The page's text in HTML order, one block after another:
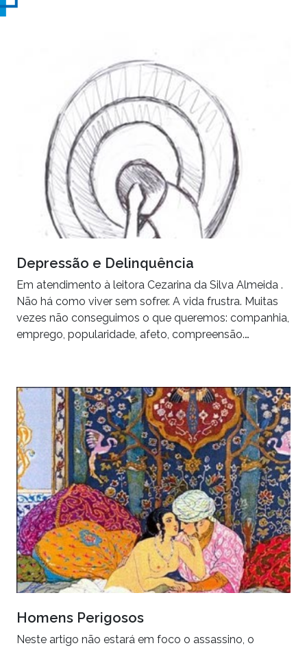
Depressão e Delinquência
Em atendimento à leitora Cezarina da Silva Almeida .
Não há como viver sem sofrer. A vida frustra. Muitas
vezes não conseguimos o que queremos: companhia,
emprego, popularidade, afeto, compreensão.…
Homens Perigosos
Neste artigo não estará em foco o assassino, o